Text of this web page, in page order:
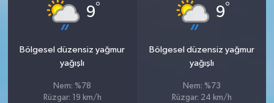
9°
Bölgesel düzensiz yağmur
yağışlı
Nem: %78
Rüzgar: 19 km/h
9°
Bölgesel düzensiz yağmur
yağışlı
Nem: %73
Rüzgar: 24 km/h